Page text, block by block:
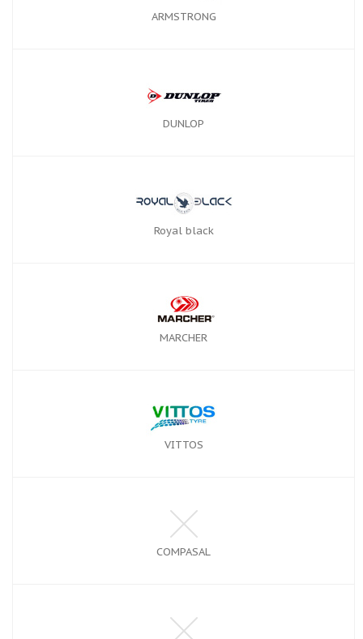
ARMSTRONG
DUNLOP
Royal black
MARCHER
VITTOS
COMPASAL